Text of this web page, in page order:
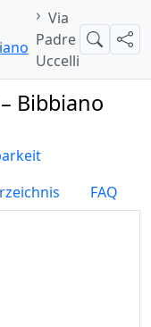
Via
Padre
Uccelli
Suche
Bibbiano
FAQ